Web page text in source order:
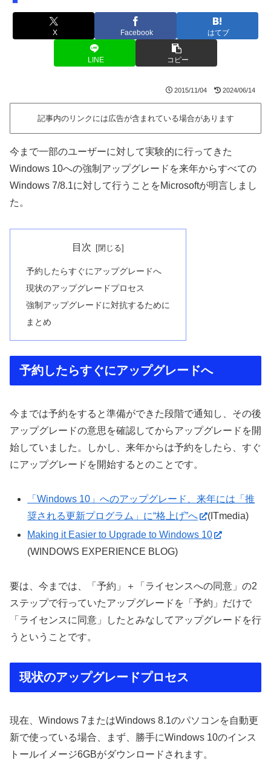
X Facebook はてブ
LINE コピー
2015/11/04 2024/06/14
記事内のリンクには広告が含まれている場合があります
今まで一部のユーザーに対して実験的に行ってきた
Windows 10への強制アップグレードを来年からすべての
Windows 7/8.1に対して行うことをMicrosoftが明言しまし
た。
目次
予約したらすぐにアップグレードへ
現状のアップグレードプロセス
強制アップグレードに対抗するために
まとめ
予約したらすぐにアップグレードへ
今までは予約をすると準備ができた段階で通知し、その後
アップグレードの意思を確認してからアップグレードを開
始していました。しかし、来年からは予約をしたら、すぐ
にアップグレードを開始するとのことです。
「Windows 10」へのアップグレード、来年には「推
奨される更新プログラム」に“格上げ”へ
(ITmedia)
Making it Easier to Upgrade to Windows 10
(WINDOWS EXPERIENCE BLOG)
要は、今までは、「予約」＋「ライセンスへの同意」の2
ステップで行っていたアップグレードを「予約」だけで
「ライセンスに同意」したとみなしてアップグレードを行
うということです。
現状のアップグレードプロセス
現在、Windows 7またはWindows 8.1のパソコンを自動更
新で使っている場合、まず、勝手にWindows 10のインス
トールイメージ6GBがダウンロードされます。